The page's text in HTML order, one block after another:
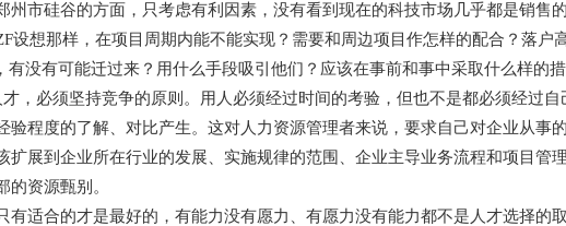
州市硅谷的方面，只考虑有利因素，没有看到现在的科技市场几乎都是销售
设想那样，在项目周期内能不能实现？需要和周边项目作怎样的配合？落户
有没有可能迁过来？用什么手段吸引他们？应该在事前和事中采取什么样的措
必须坚持竞争的原则。用人必须经过时间的考验，但也不是都必须经过自
验程度的了解、对比产生。这对人力资源管理者来说，要求自己对企业从事
扩展到企业所在行业的发展、实施规律的范围、企业主导业务流程和项目管
的资源甄别。
适合的才是最好的，有能力没有愿力、有愿力没有能力都不是人才选择的